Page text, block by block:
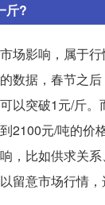
斤?
场影响，属于
数据，春节之
以突破1元/斤。
2100元/吨的价
，比如供求关
留意市场行情